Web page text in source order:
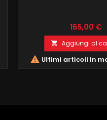
Prezzo
165,00 €
 Aggiungi al
 Ultimi articoli in